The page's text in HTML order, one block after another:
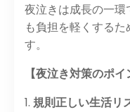
夜泣きは成長の一
も負担を軽くする
す。
【夜泣き対策のポイ
1. 規則正しい生活リ